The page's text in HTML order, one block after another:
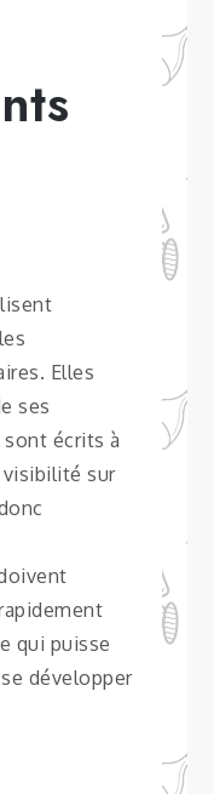
Elles
ses
écrits à
sur
qui puisse
développer